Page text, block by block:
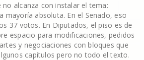
no alcanza con instalar el tema:
mayoría absoluta. En el Senado, eso
37 votos. En Diputados, el piso es de
espacio para modificaciones, pedidos
y negociaciones con bloques que
capítulos pero no todo el texto.